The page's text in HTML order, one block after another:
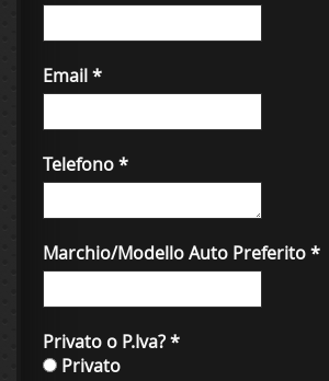
Email*
Telefono*
Marchio/Modello Auto Preferito*
Privato o P.Iva?*
Privato